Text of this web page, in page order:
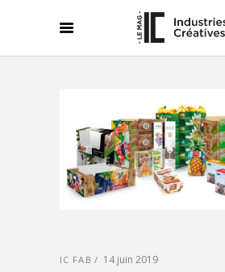
IC FAB 14 juin 2019